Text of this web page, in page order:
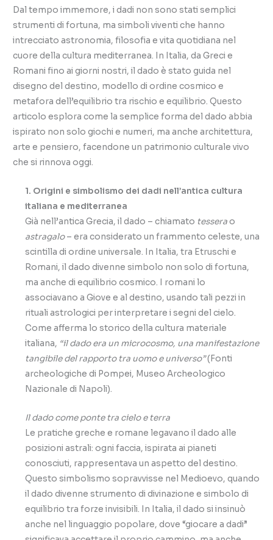
Dal tempo immemore, i dadi non sono stati semplici
strumenti di fortuna, ma simboli viventi che hanno
intrecciato astronomia, filosofia e vita quotidiana nel
cuore della cultura mediterranea. In Italia, da Greci e
Romani fino ai giorni nostri, il dado è stato guida nel
disegno del destino, modello di ordine cosmico e
metafora dell’equilibrio tra rischio e equilibrio. Questo
articolo esplora come la semplice forma del dado abbia
ispirato non solo giochi e numeri, ma anche architettura,
arte e pensiero, facendone un patrimonio culturale vivo
che si rinnova oggi.
1. Origini e simbolismo dei dadi nell’antica cultura
italiana e mediterranea
Già nell’antica Grecia, il dado – chiamato tesserao
astragalo– era considerato un frammento celeste, una
scintilla di ordine universale. In Italia, tra Etruschi e
Romani, il dado divenne simbolo non solo di fortuna,
ma anche di equilibrio cosmico. I romani lo
associavano a Giove e al destino, usando tali pezzi in
rituali astrologici per interpretare i segni del cielo.
Come afferma lo storico della cultura materiale
italiana, “il dado era un microcosmo, una manifestazione
tangibile del rapporto tra uomo e universo”(Fonti
archeologiche di Pompei, Museo Archeologico
Nazionale di Napoli).
Il dado come ponte tra cielo e terra
Le pratiche greche e romane legavano il dado alle
posizioni astrali: ogni faccia, ispirata ai pianeti
conosciuti, rappresentava un aspetto del destino.
Questo simbolismo sopravvisse nel Medioevo, quando
il dado divenne strumento di divinazione e simbolo di
equilibrio tra forze invisibili. In Italia, il dado si insinuò
anche nel linguaggio popolare, dove “giocare a dadi”